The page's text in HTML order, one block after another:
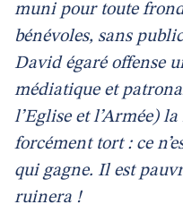
muni pour toute
bénévoles, sans
David égaré offense
médiatique et
l’Eglise et l’Armée)
forcément tort : ce
qui gagne. Il est
ruinera !